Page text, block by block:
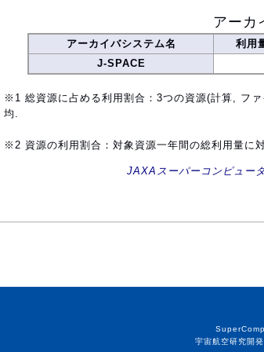
アーカ
アーカイバシステム名 利用
J-SPACE
※1 総資源に占める利用割合：3つの資源(計算, フ
均.
※2 資源の利用割合：対象資源一年間の総利用量に
JAXAスーパーコンピュー
宇宙航空研究開